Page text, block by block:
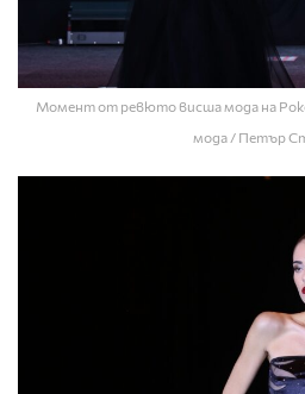
Момент от ревюто висша мода на
мода / Петър